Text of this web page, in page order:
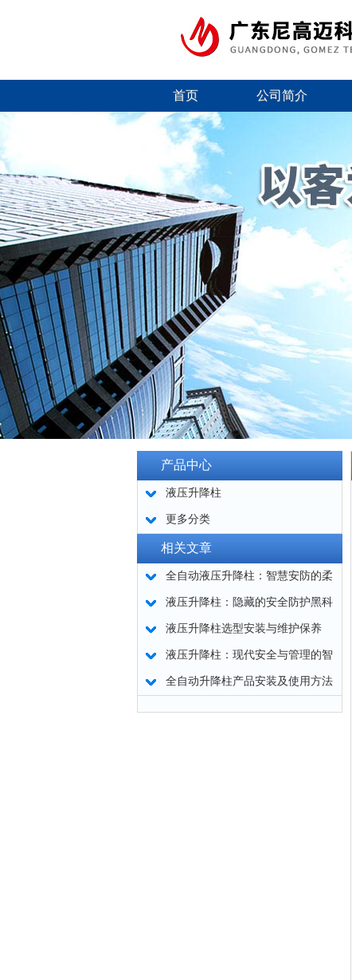
首页 公司简介
产品中心
液压升降柱
更多分类
相关文章
全自动液压升降柱：智慧安防的柔
性屏障
液压升降柱：隐藏的安全防护黑科
技
液压升降柱选型安装与维护保养
液压升降柱：现代安全与管理的智
慧结晶
全自动升降柱产品安装及使用方法